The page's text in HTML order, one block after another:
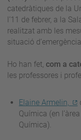
catedràtiques de la
l’11 de febrer, a la
realitzat amb les
situació
Ho han fet, com a
les professores i
Elaine Armelin,
Química (en
Química).